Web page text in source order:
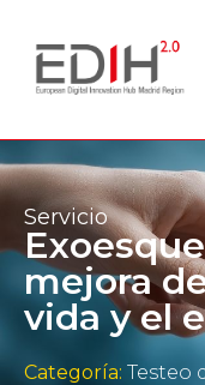
Servicio
mejora
vida y el
Categoría: Testeo